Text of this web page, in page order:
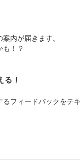
案内が届きます。
！？
！
フィードバックをテ